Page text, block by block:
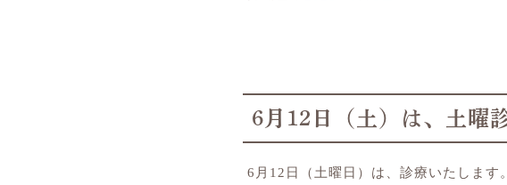
6月12日（土）は、土曜
6月12日（土曜日）は、診療いたします